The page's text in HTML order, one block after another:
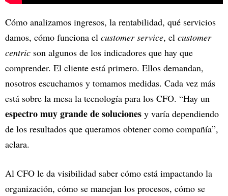
Cómo analizamos ingresos, la rentabilidad, qué servicios
damos, cómo funciona el customer service, el customer
centric son algunos de los indicadores que hay que
comprender. El cliente está primero. Ellos demandan,
nosotros escuchamos y tomamos medidas. Cada vez más
está sobre la mesa la tecnología para los CFO. “Hay un
espectro muy grande de soluciones y varía dependiendo
de los resultados que queramos obtener como compañía”,
aclara.
Al CFO le da visibilidad saber cómo está impactando la
organización, cómo se manejan los procesos, cómo se